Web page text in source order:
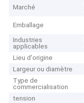
Marché
Emballage
Industries
applicables
Lieu d'origine
Largeur ou diamètre
Type de
commercialisation
tension